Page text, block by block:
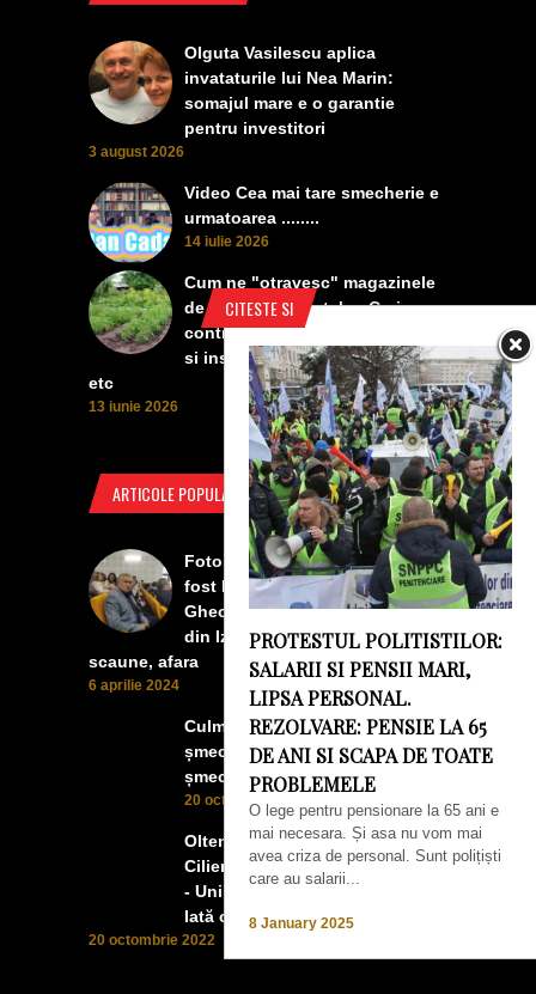
CITESTE SI
PROTESTUL POLITISTILOR:
SALARII SI PENSII MARI,
LIPSA PERSONAL.
REZOLVARE: PENSIE LA 65
DE ANI SI SCAPA DE TOATE
PROBLEMELE
O lege pentru pensionare la 65 ani e
mai necesara. Și asa nu vom mai
avea criza de personal. Sunt polițiști
care au salarii...
8 January 2025
Olguta Vasilescu aplica
invataturile lui Nea Marin:
somajul mare e o garantie
pentru investitori
3 august 2026
Video Cea mai tare smecherie e
urmatoarea ........
14 iulie 2026
Cum ne "otravesc" magazinele
de protectia plantelor. Ceri
contra manei, vanzatoarea iti da
si insecticid, pentru dezvoltare,
etc
13 iunie 2026
ARTICOLE POPULARE
Foto Izbiceni - Lumea buna a
fost la concertul lui Tudor
Gheorghe. Lumea prea buna
din Izbiceni a avut un ecran si
scaune, afara
6 aprilie 2024
Culmea smecheriei! O mașină
șmecheră l-a trădat pe cel mai
șmecher oltean
20 octombrie 2022
Oltenii, Dăbulenii, Izbicenii,
Cilienii s-au înfrățit cu Puchenii
- Unii cu munca, alții cu profitul.
Iată ce a ieșit!
20 octombrie 2022